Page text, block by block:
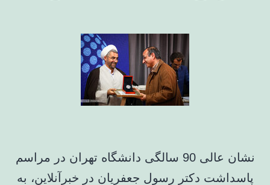
نشان عالی 90 سالگی دانشگاه تهران در مراسم
پاسداشت دکتر رسول جعفریان در خبرآنلاین، به